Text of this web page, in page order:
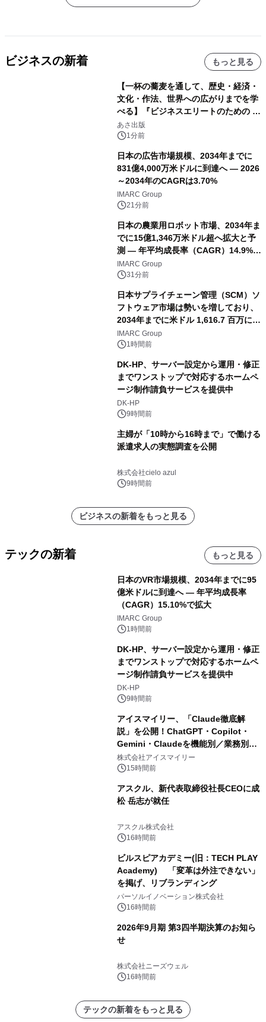
ビジネスの新着 もっと見る
【一杯の蕎麦を通して、歴史・経済・
文化・作法、世界への広がりまでを学
べる】『ビジネスエリートのための 教
養としての蕎麦』2026年8月25日
（火）発売
あさ出版
1分前
日本の広告市場規模、2034年までに
831億4,000万米ドルに到達へ ― 2026
～2034年のCAGRは3.70%
IMARC Group
21分前
日本の農業用ロボット市場、2034年ま
でに15億1,346万米ドル超へ拡大と予
測 ― 年平均成長率（CAGR）14.9%を
記録
IMARC Group
31分前
日本サプライチェーン管理（SCM）ソ
フトウェア市場は勢いを増しており、
2034年までに米ドル 1,616.7 百万に達
し、CAGR 3.42%で成長すると予測
IMARC Group
1時間前
DK-HP、サーバー設定から運用・修正
までワンストップで対応するホームペ
ージ制作請負サービスを提供中
DK-HP
9時間前
主婦が「10時から16時まで」で働ける
派遣求人の実態調査を公開
株式会社cielo azul
9時間前
ビジネスの新着をもっと見る
テックの新着 もっと見る
日本のVR市場規模、2034年までに95
億米ドルに到達へ ― 年平均成長率
（CAGR）15.10%で拡大
IMARC Group
1時間前
DK-HP、サーバー設定から運用・修正
までワンストップで対応するホームペ
ージ制作請負サービスを提供中
DK-HP
9時間前
アイスマイリー、「Claude徹底解
説」を公開！ChatGPT・Copilot・
Gemini・Claudeを機能別／業務別に
比較―自社に合う生成AIの選び方がわ
かる実践ガイド
株式会社アイスマイリー
15時間前
アスクル、新代表取締役社長CEOに成
松 岳志が就任
アスクル株式会社
16時間前
ビルスピアカデミー(旧：TECH PLAY
Academy) 「変革は外注できない」
を掲げ、リブランディング
パーソルイノベーション株式会社
16時間前
2026年9月期 第3四半期決算のお知ら
せ
株式会社ニーズウェル
16時間前
テックの新着をもっと見る